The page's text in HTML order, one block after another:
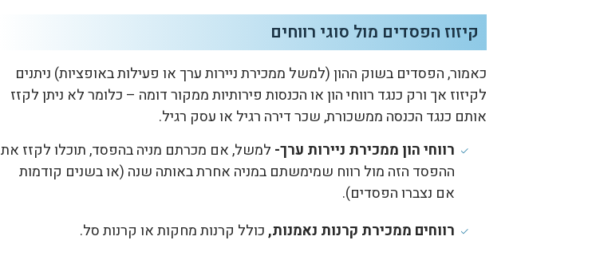
קיזוז הפסדים מול סוגי רווחים
כאמור, הפסדים בשוק ההון (למשל ממכירת ניירות ערך או פעילות באופציות) ניתנים
לקיזוז אך ורק כנגד רווחי הון או הכנסות פירותיות ממקור דומה – כלומר לא ניתן לקזז
אותם כנגד הכנסה ממשכורת, שכר דירה רגיל או עסק רגיל.
רווחי הון ממכירת ניירות ערך- למשל, אם מכרתם מניה בהפסד, תוכלו לקזז את
ההפסד הזה מול רווח שמימשתם במניה אחרת באותה שנה (או בשנים קודמות
אם נצברו הפסדים).
רווחים ממכירת קרנות נאמנות,כולל קרנות מחקות או קרנות סל.